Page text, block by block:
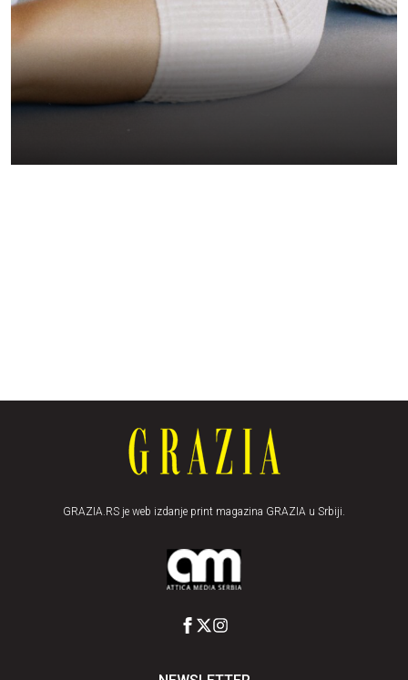
GRAZIA.RS je web izdanje print magazina GRAZIA u Srbiji.